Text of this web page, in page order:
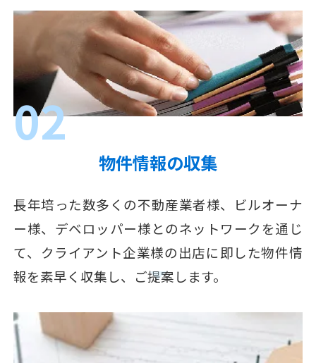
02
物件情報の収集
長年培った数多くの不動産業者様、ビルオーナ
ー様、デベロッパー様とのネットワークを通じ
て、クライアント企業様の出店に即した物件情
報を素早く収集し、ご提案します。